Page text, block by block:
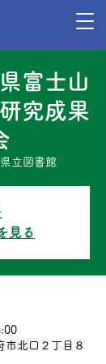
富士山
究成果
立図書館
見る
市北口２丁目８